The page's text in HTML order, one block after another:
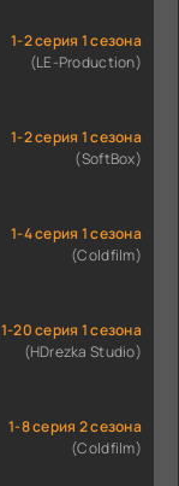
1-2 серия 1 сезона
(LE-Production)
1-2 серия 1 сезона
(SoftBox)
1-4 серия 1 сезона
(Coldfilm)
1-20 серия 1 сезона
(HDrezka Studio)
1-8 серия 2 сезона
(Coldfilm)